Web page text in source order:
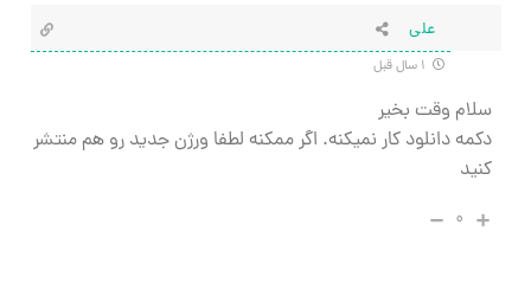
علی
سلام وقت بخیر
دکمه دانلود کار نمیکنه. اگر ممکنه لطفا ورژن جدید رو هم منتشر
کنید
۰